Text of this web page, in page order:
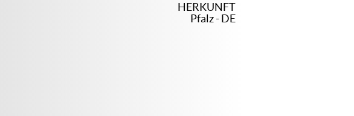
HERKUNFT
Pfalz - DE